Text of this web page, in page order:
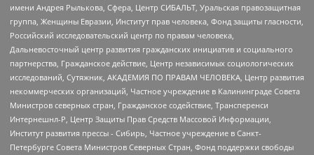
имени Андрея Рылькова, Сфера, Центр СИБАЛЬТ, Уральская правозащитная
группа, Женщины Евразии, Институт прав человека, Фонд защиты гласности,
Российский исследовательский центр по правам человека,
Дальневосточный центр развития гражданских инициатив и социального
партнерства, Гражданское действие, Центр независимых социологических
исследований, Сутяжник, АКАДЕМИЯ ПО ПРАВАМ ЧЕЛОВЕКА, Центр развития
некоммерческих организаций, Частное учреждение в Калининграде Совета
Министров северных стран, Гражданское содействие, Трансперенси
Интернешнл-Р, Центр Защиты Прав Средств Массовой Информации,
Институт развития прессы - Сибирь, Частное учреждение в Санкт-
Петербурге Совета Министров Северных Стран, Фонд поддержки свободы